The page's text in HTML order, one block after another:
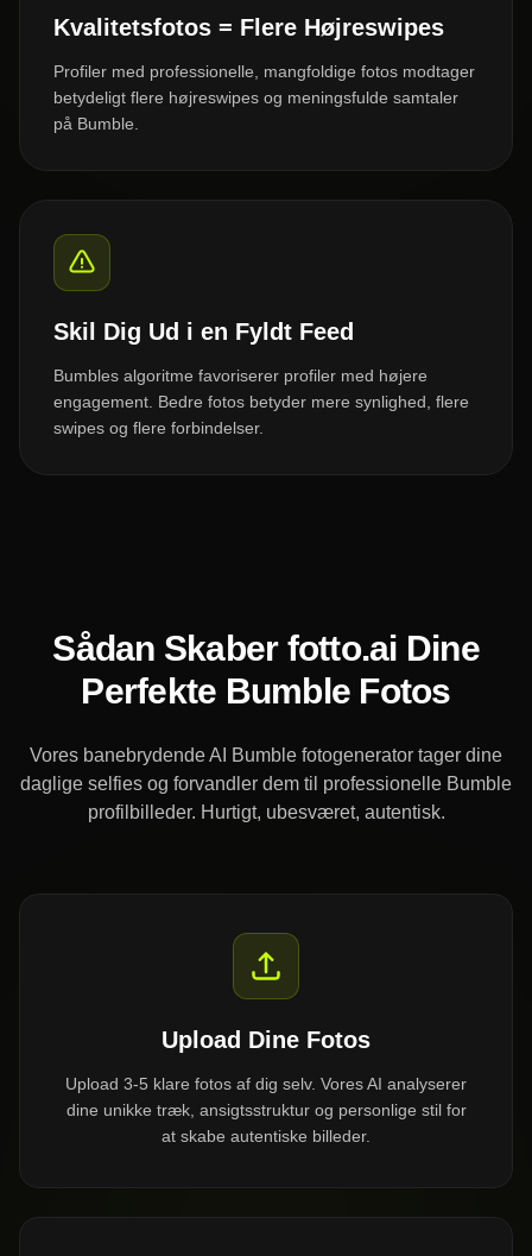
Kvalitetsfotos = Flere Højreswipes
Profiler med professionelle, mangfoldige fotos modtager
betydeligt flere højreswipes og meningsfulde samtaler
på Bumble.
Skil Dig Ud i en Fyldt Feed
Bumbles algoritme favoriserer profiler med højere
engagement. Bedre fotos betyder mere synlighed, flere
swipes og flere forbindelser.
Sådan Skaber fotto.ai Dine
Perfekte Bumble Fotos
Vores banebrydende AI Bumble fotogenerator tager dine
daglige selfies og forvandler dem til professionelle Bumble
profilbilleder. Hurtigt, ubesværet, autentisk.
Upload Dine Fotos
Upload 3-5 klare fotos af dig selv. Vores AI analyserer
dine unikke træk, ansigtsstruktur og personlige stil for
at skabe autentiske billeder.